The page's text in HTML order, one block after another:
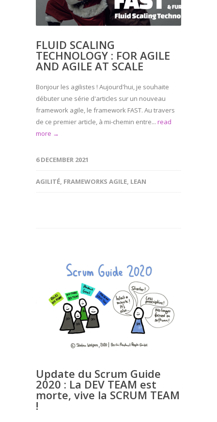
FLUID SCALING
TECHNOLOGY : FOR AGILE
AND AGILE AT SCALE
Bonjour les agilistes ! Aujourd'hui, je souhaite
débuter une série d'articles sur un nouveau
framework agile, le framework FAST. Au travers
de ce premier article, à mi-chemin entre... read
more →
6 DECEMBER 2021
AGILITÉ, FRAMEWORKS AGILE, LEAN
Update du Scrum Guide
2020 : La DEV TEAM est
morte, vive la SCRUM TEAM
!